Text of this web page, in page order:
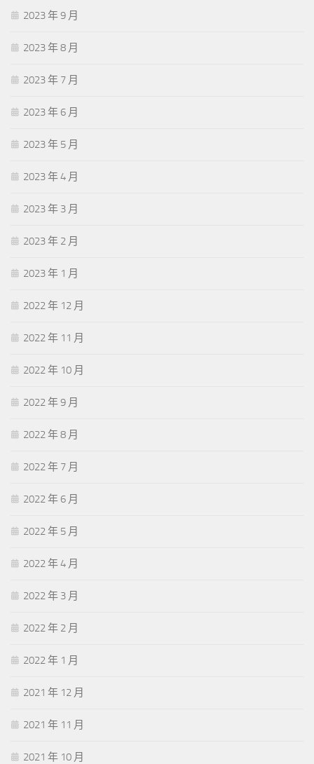
2023 年 9 月
2023 年 8 月
2023 年 7 月
2023 年 6 月
2023 年 5 月
2023 年 4 月
2023 年 3 月
2023 年 2 月
2023 年 1 月
2022 年 12 月
2022 年 11 月
2022 年 10 月
2022 年 9 月
2022 年 8 月
2022 年 7 月
2022 年 6 月
2022 年 5 月
2022 年 4 月
2022 年 3 月
2022 年 2 月
2022 年 1 月
2021 年 12 月
2021 年 11 月
2021 年 10 月